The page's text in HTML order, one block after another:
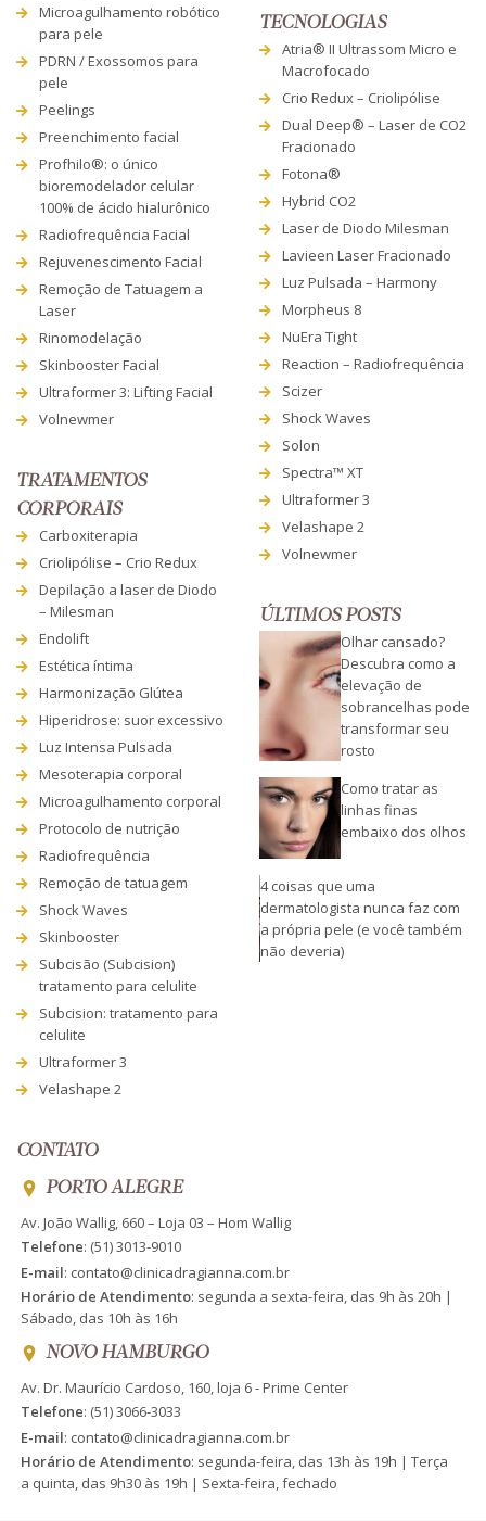
Microagulhamento robótico
para pele
PDRN / Exossomos para
pele
Peelings
Preenchimento facial
Profhilo®: o único
bioremodelador celular
100% de ácido hialurônico
Radiofrequência Facial
Rejuvenescimento Facial
Remoção de Tatuagem a
Laser
Rinomodelação
Skinbooster Facial
Ultraformer 3: Lifting Facial
Volnewmer
TRATAMENTOS
CORPORAIS
Carboxiterapia
Criolipólise – Crio Redux
Depilação a laser de Diodo
– Milesman
Endolift
Estética íntima
Harmonização Glútea
Hiperidrose: suor excessivo
Luz Intensa Pulsada
Mesoterapia corporal
Microagulhamento corporal
Protocolo de nutrição
Radiofrequência
Remoção de tatuagem
Shock Waves
Skinbooster
Subcisão (Subcision)
tratamento para celulite
Subcision: tratamento para
celulite
Ultraformer 3
Velashape 2
TECNOLOGIAS
Atria® II Ultrassom Micro e
Macrofocado
Crio Redux – Criolipólise
Dual Deep® – Laser de CO2
Fracionado
Fotona®
Hybrid CO2
Laser de Diodo Milesman
Lavieen Laser Fracionado
Luz Pulsada – Harmony
Morpheus 8
NuEra Tight
Reaction – Radiofrequência
Scizer
Shock Waves
Solon
Spectra™ XT
Ultraformer 3
Velashape 2
Volnewmer
ÚLTIMOS POSTS
Olhar cansado?
Descubra como a
elevação de
sobrancelhas pode
transformar seu
rosto
Como tratar as
linhas finas
embaixo dos olhos
4 coisas que uma
dermatologista nunca faz com
a própria pele (e você também
não deveria)
CONTATO
PORTO ALEGRE
Av. João Wallig, 660 – Loja 03 – Hom Wallig
Telefone: (51) 3013-9010
E-mail: contato@clinicadragianna.com.br
Horário de Atendimento: segunda a sexta-feira, das 9h às 20h |
Sábado, das 10h às 16h
NOVO HAMBURGO
Av. Dr. Maurício Cardoso, 160, loja 6 - Prime Center
Telefone: (51) 3066-3033
E-mail: contato@clinicadragianna.com.br
Horário de Atendimento: segunda-feira, das 13h às 19h | Terça
a quinta, das 9h30 às 19h | Sexta-feira, fechado